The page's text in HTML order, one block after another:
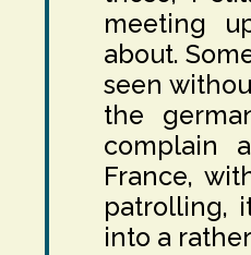
meeting
about.
seen
the
complain
France,
patrolling,
into a